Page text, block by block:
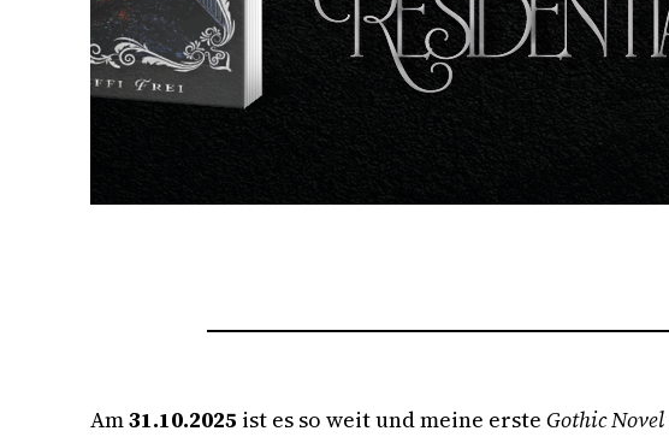
Am31.10.2025 ist es so weit und meine erste Gothic Novel